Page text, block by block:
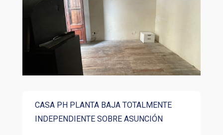
CASA PH PLANTA BAJA TOTALMENTE
INDEPENDIENTE SOBRE ASUNCIÓN